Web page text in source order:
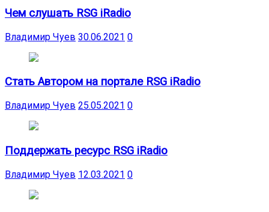
Чем слушать RSG iRadio
Владимир Чуев 30.06.2021 0
Стать Автором на портале RSG iRadio
Владимир Чуев 25.05.2021 0
Поддержать ресурс RSG iRadio
Владимир Чуев 12.03.2021 0